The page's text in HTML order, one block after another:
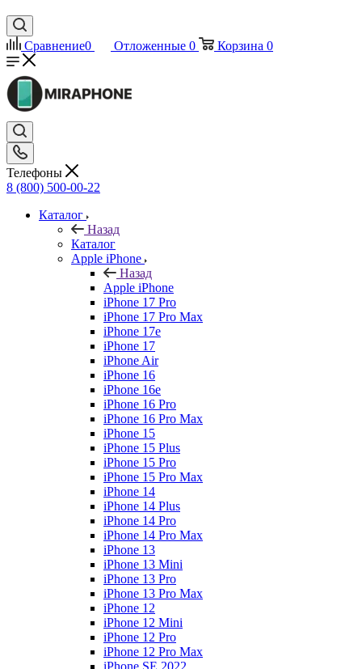
Сравнение0 Отложенные 0 Корзина 0
Телефоны
8 (800) 500-00-22
Каталог
Назад
Каталог
Apple iPhone
Назад
Apple iPhone
iPhone 17 Pro
iPhone 17 Pro Max
iPhone 17e
iPhone 17
iPhone Air
iPhone 16
iPhone 16e
iPhone 16 Pro
iPhone 16 Pro Max
iPhone 15
iPhone 15 Plus
iPhone 15 Pro
iPhone 15 Pro Max
iPhone 14
iPhone 14 Plus
iPhone 14 Pro
iPhone 14 Pro Max
iPhone 13
iPhone 13 Mini
iPhone 13 Pro
iPhone 13 Pro Max
iPhone 12
iPhone 12 Mini
iPhone 12 Pro
iPhone 12 Pro Max
iPhone SE 2022